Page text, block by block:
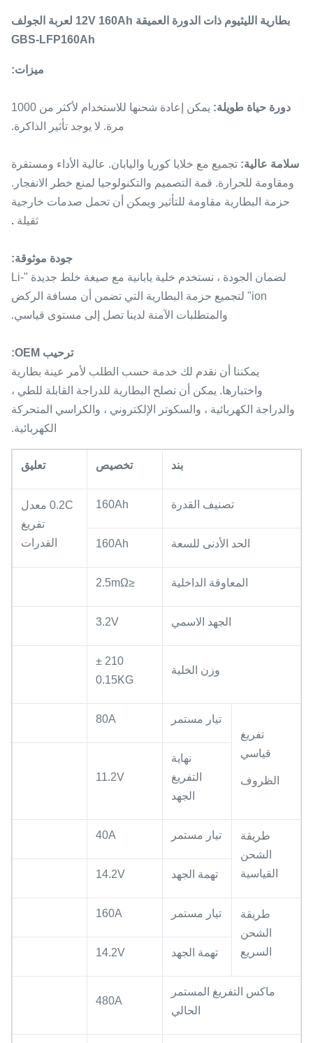
بطارية الليثيوم ذات الدورة العميقة 12V 160Ah لعربة الجولف
GBS-LFP160Ah
ميزات:
دورة حياة طويلة:
يمكن إعادة شحنها للاستخدام لأكثر من 1000
مرة. لا يوجد تأثير الذاكرة.
سلامة عالية: تجميع مع خلايا كوريا واليابان. عالية الأداء ومستقرة
ومقاومة للحرارة. قمة التصميم والتكنولوجيا لمنع خطر الانفجار.
حزمة البطارية مقاومة للتأثير ويمكن أن تحمل صدمات خارجية
ثقيلة .
جودة موثوقة:
لضمان الجودة ، نستخدم خلية يابانية مع صيغة خلط جديدة "Li-
ion" لتجميع حزمة البطارية التي تضمن أن مسافة الركض
والمتطلبات الآمنة لدينا تصل إلى مستوى قياسي.
ترحيب OEM:
يمكننا أن نقدم لك خدمة حسب الطلب لأمر عينة بطارية
واختبارها. يمكن أن تصلح البطارية للدراجة القابلة للطي ،
والدراجة الكهربائية ، والسكوتر الإلكتروني ، والكراسي المتحركة
الكهربائية.
بند تخصيص تعليق
تصنيف القدرة 160Ah
0.2C معدل
تفريغ
القدرات
الحد الأدنى للسعة 160Ah
المعاوقة الداخلية ≤2.5mΩ
الجهد الاسمي 3.2V
وزن الخلية
210 ±
0.15KG
تفريغ
قياسي
الظروف
تيار مستمر 80A
نهاية
التفريغ
الجهد
11.2V
طريقة
الشحن
القياسية
تيار مستمر 40A
تهمة الجهد 14.2V
طريقة
الشحن
السريع
تيار مستمر 160A
تهمة الجهد 14.2V
ماكس التفريغ المستمر
الحالي
480A